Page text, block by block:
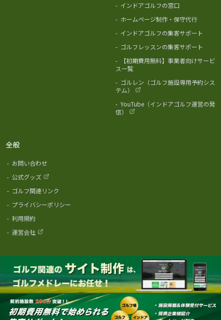
- インドアゴルフの窓口
- ホームページ制作・保守代行
- インドアゴルフの集客サポート
- ゴルフレッスンの集客サポート
-
【初期費用無料】事業者向けサービ
ス一覧
- ゴルレン（ゴルフ施設専用予約シス
テム）
- YouTube（インドアゴルフ運営の発
信）
全般
- お問い合わせ
- 公式グッズ
- ゴルフ関連リンク
- プライバシーポリシー
- 利用規約
- 運営会社